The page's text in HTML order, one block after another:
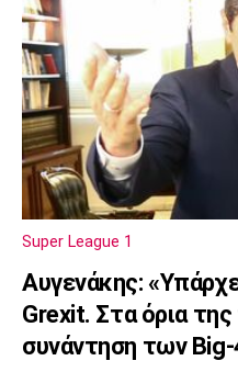
Μονακό
Πόρτο
Super League 1
Αυγενάκης:
Grexit. Στα όρια
συνάντηση των Big-